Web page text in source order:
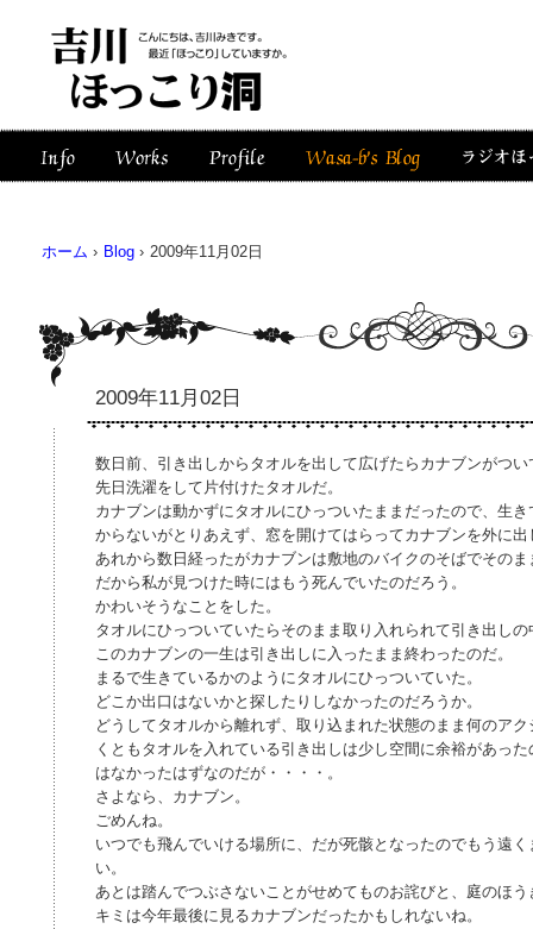
ホーム › Blog › 2009年11月02日
2009年11月02日
数日前、引き出しからタオルを出して広げたらカナブンがつ
先日洗濯をして片付けたタオルだ。
カナブンは動かずにタオルにひっついたままだったので、生
からないがとりあえず、窓を開けてはらってカナブンを外に
あれから数日経ったがカナブンは敷地のバイクのそばでそのま
だから私が見つけた時にはもう死んでいたのだろう。
かわいそうなことをした。
タオルにひっついていたらそのまま取り入れられて引き出し
このカナブンの一生は引き出しに入ったまま終わったのだ。
まるで生きているかのようにタオルにひっついていた。
どこか出口はないかと探したりしなかったのだろうか。
どうしてタオルから離れず、取り込まれた状態のまま何のア
くともタオルを入れている引き出しは少し空間に余裕があっ
はなかったはずなのだが・・・・。
さよなら、カナブン。
ごめんね。
いつでも飛んでいける場所に、だが死骸となったのでもう遠
い。
あとは踏んでつぶさないことがせめてものお詫びと、庭のほ
キミは今年最後に見るカナブンだったかもしれないね。